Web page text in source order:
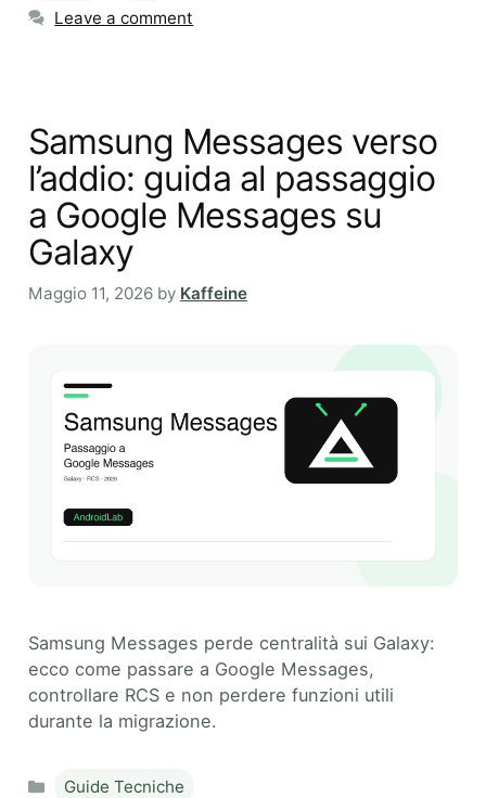
Leave a comment
Samsung Messages verso
l’addio: guida al passaggio
a Google Messages su
Galaxy
Maggio 11, 2026 by Kaffeine
Samsung Messages perde centralità sui Galaxy:
ecco come passare a Google Messages,
controllare RCS e non perdere funzioni utili
durante la migrazione.
Categories
Guide Tecniche